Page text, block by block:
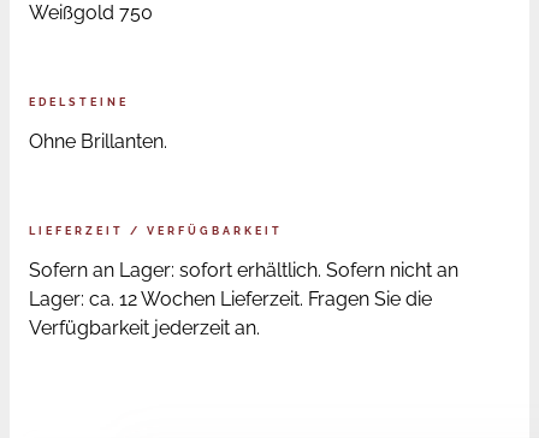
Weißgold 750
EDELSTEINE
Ohne Brillanten.
LIEFERZEIT / VERFÜGBARKEIT
Sofern an Lager: sofort erhältlich. Sofern nicht an
Lager: ca. 12 Wochen Lieferzeit. Fragen Sie die
Verfügbarkeit jederzeit an.